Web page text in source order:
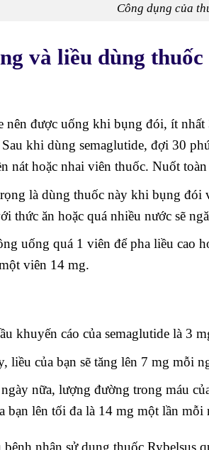
Công dụng của
và liều dùng thuốc
nên được uống khi bụng đói, ít
khi dùng semaglutide, đợi 30
nát hoặc nhai viên thuốc. Nuốt
là dùng thuốc này khi bụng đói
thức ăn hoặc quá nhiều nước sẽ
uống quá 1 viên để pha liều cao
viên 14 mg.
khuyến cáo của semaglutide là 3
liều của bạn sẽ tăng lên 7 mg mỗi
nữa, lượng đường trong máu
bạn lên tối đa là 14 mg một lần mỗi
bệnh nhân sử dụng thuốc Rybelsus